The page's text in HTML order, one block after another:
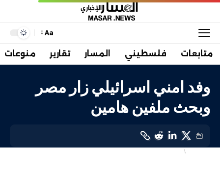
Aa
متابعات فلسطيني المسار تقارير منوعات
وفد امني اسرائيلي زار مصر
وبحث ملفين هامين
أهم الاخبارإسرائيليات